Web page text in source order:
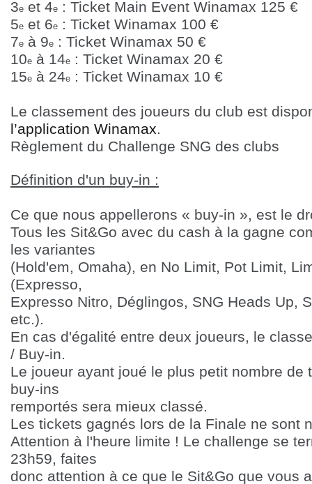
3e et 4e : Ticket Main Event Winamax 125 €
5e et 6e : Ticket Winamax 100 €
7e à 9e : Ticket Winamax 50 €
10e à 14e : Ticket Winamax 20 €
15e à 24e : Ticket Winamax 10 €
Le classement des joueurs du club est
l’application Winamax.
Règlement du Challenge SNG des clubs
Définition d'un buy-in :
Ce que nous appellerons « buy-in », est le
Tous les Sit&Go avec du cash à la gagne
les variantes
(Hold'em, Omaha), en No Limit, Pot Limit,
(Expresso,
Expresso Nitro, Déglingos, SNG Heads Up,
etc.).
En cas d'égalité entre deux joueurs, le
/ Buy-in.
Le joueur ayant joué le plus petit nombre de
buy-ins
remportés sera mieux classé.
Les tickets gagnés lors de la Finale ne sont
Attention à l'heure limite ! Le challenge se
23h59, faites
donc attention à ce que le Sit&Go que vous